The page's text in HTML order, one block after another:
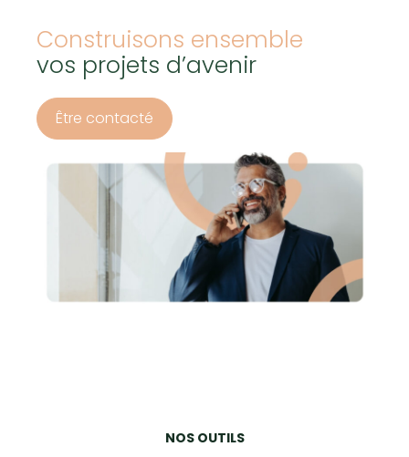
Construisons ensemble
vos projets d’avenir
Être contacté
NOS OUTILS